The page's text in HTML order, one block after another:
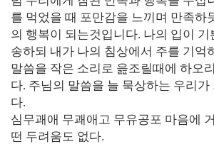
를 먹었을 때 포만감을 느끼며 만족하
의 행복이 되는것입니다. 나의 입이 기
송하되 내가 나의 침상에서 주를 기억
말씀을 작은 소리로 읊조릴때에 하오
다. 주님의 말씀을 늘 묵상하는 우리가
다.
심무괘애 무괘애고 무유공포 마음에
떤 두려움도 없다.